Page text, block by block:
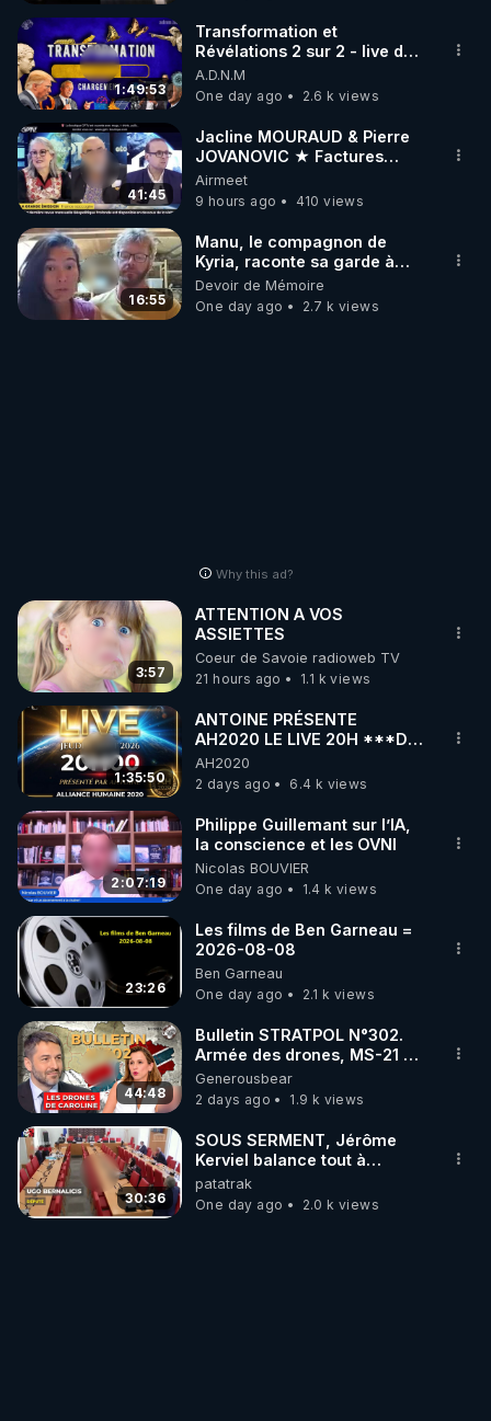
1:49:53
Transformation et
Révélations 2 sur 2 - live du
07/08/26
A.D.N.M
One day ago
2.6 k views
41:45
Jacline MOURAUD & Pierre
JOVANOVIC ★ Factures
Impayées : Où Est Passé Le
Pognon ?
Airmeet
9 hours ago
410 views
16:55
Manu, le compagnon de
Kyria, raconte sa garde à
vue musclée. PARTAGEZ!
Devoir de Mémoire
One day ago
2.7 k views
Why this ad?
3:57
ATTENTION A VOS
ASSIETTES
Coeur de Savoie radioweb TV
21 hours ago
1.1 k views
1:35:50
ANTOINE PRÉSENTE
AH2020 LE LIVE 20H ***DU
06/08/2026***
AH2020
2 days ago
6.4 k views
2:07:19
Philippe Guillemant sur l’IA,
la conscience et les OVNI
Nicolas BOUVIER
One day ago
1.4 k views
23:26
Les films de Ben Garneau =
2026-08-08
Ben Garneau
One day ago
2.1 k views
44:48
Bulletin STRATPOL N°302.
Armée des drones, MS-21 en
série, missiles coréens.
07.08.2026.
Generousbear
2 days ago
1.9 k views
30:36
SOUS SERMENT, Jérôme
Kerviel balance tout à
l'Assemblée !
patatrak
One day ago
2.0 k views